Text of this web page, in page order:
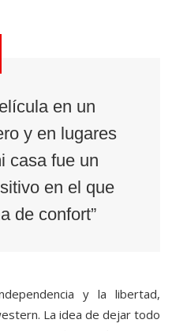
en un
y en lugares
casa fue un
en el que
de confort”
y la libertad,
La idea de dejar todo